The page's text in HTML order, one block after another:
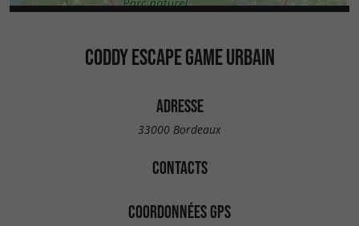
CODDY ESCAPE GAME URBAIN
ADRESSE
33000 Bordeaux
CONTACTS
COORDONNÉES GPS